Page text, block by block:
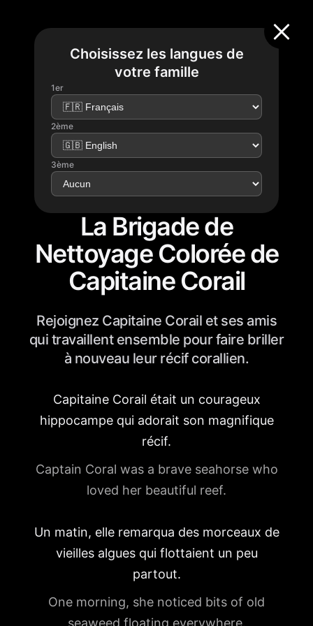
Choisissez les langues de
votre famille
1er
2ème
3ème
La Brigade de
Nettoyage Colorée de
Capitaine Corail
Rejoignez Capitaine Corail et ses amis
qui travaillent ensemble pour faire briller
à nouveau leur récif corallien.
Capitaine Corail était un courageux
hippocampe qui adorait son magnifique
récif.
Captain Coral was a brave seahorse who
loved her beautiful reef.
Un matin, elle remarqua des morceaux de
vieilles algues qui flottaient un peu
partout.
One morning, she noticed bits of old
seaweed floating everywhere.